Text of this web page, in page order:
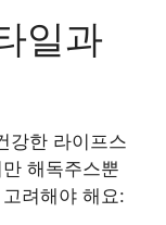
일과
강한 라이프스
해독주스뿐
려해야 해요: